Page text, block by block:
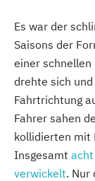
Es war der
Saisons der
einer schnellen
drehte sich
Fahrtrichtung
Fahrer sahen
kollidierten mit
Insgesamt acht
verwickelt. Nur